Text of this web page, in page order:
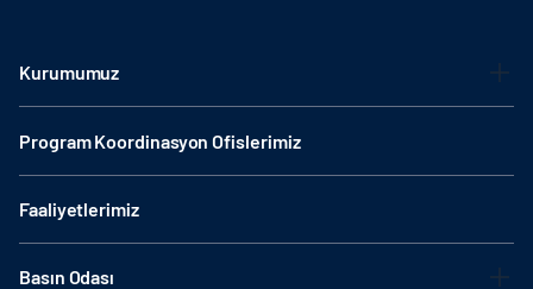
Kurumumuz
Program Koordinasyon Ofislerimiz
Faaliyetlerimiz
Basın Odası